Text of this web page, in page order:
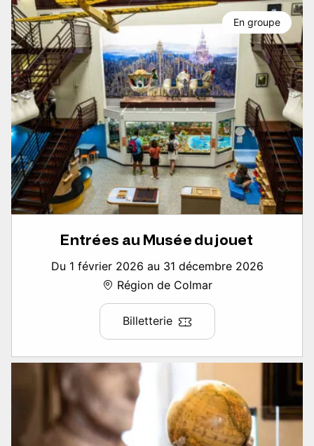
Entrées au Musée du jouet
Du 1 février 2026 au 31 décembre 2026
Région de Colmar
Billetterie
En groupe